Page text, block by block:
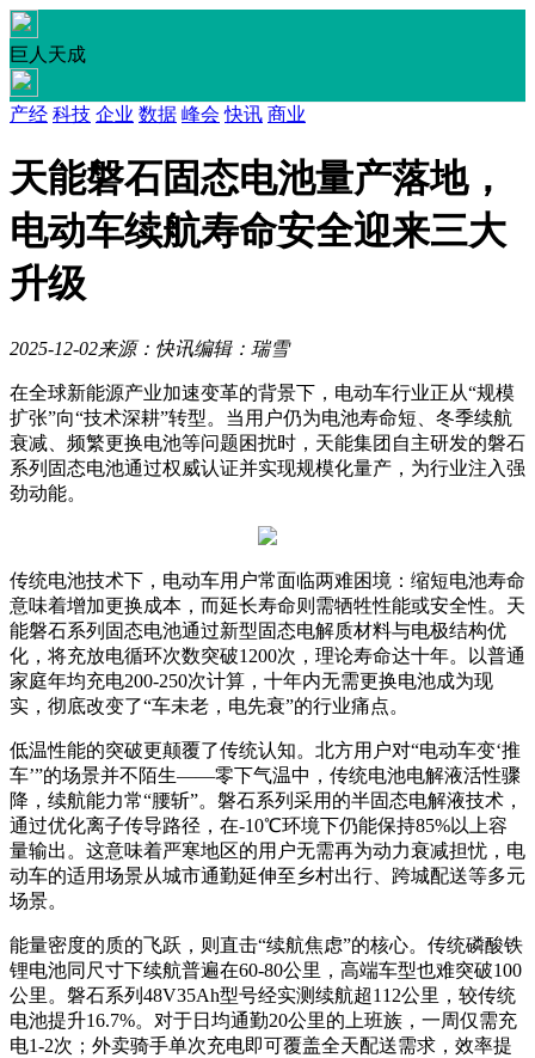
巨人天成
产经 科技 企业 数据 峰会 快讯 商业
天能磐石固态电池量产落地，
电动车续航寿命安全迎来三大
升级
2025-12-02来源：快讯编辑：瑞雪
在全球新能源产业加速变革的背景下，电动车行业正从“规模
扩张”向“技术深耕”转型。当用户仍为电池寿命短、冬季续航
衰减、频繁更换电池等问题困扰时，天能集团自主研发的磐石
系列固态电池通过权威认证并实现规模化量产，为行业注入强
劲动能。
传统电池技术下，电动车用户常面临两难困境：缩短电池寿命
意味着增加更换成本，而延长寿命则需牺牲性能或安全性。天
能磐石系列固态电池通过新型固态电解质材料与电极结构优
化，将充放电循环次数突破1200次，理论寿命达十年。以普通
家庭年均充电200-250次计算，十年内无需更换电池成为现
实，彻底改变了“车未老，电先衰”的行业痛点。
低温性能的突破更颠覆了传统认知。北方用户对“电动车变‘推
车’”的场景并不陌生——零下气温中，传统电池电解液活性骤
降，续航能力常“腰斩”。磐石系列采用的半固态电解液技术，
通过优化离子传导路径，在-10℃环境下仍能保持85%以上容
量输出。这意味着严寒地区的用户无需再为动力衰减担忧，电
动车的适用场景从城市通勤延伸至乡村出行、跨城配送等多元
场景。
能量密度的质的飞跃，则直击“续航焦虑”的核心。传统磷酸铁
锂电池同尺寸下续航普遍在60-80公里，高端车型也难突破100
公里。磐石系列48V35Ah型号经实测续航超112公里，较传统
电池提升16.7%。对于日均通勤20公里的上班族，一周仅需充
电1-2次；外卖骑手单次充电即可覆盖全天配送需求，效率提